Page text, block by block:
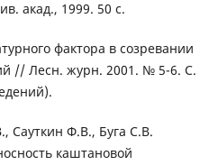
акад., 1999. 50 с.
фактора в созревании
// Лесн. журн. 2001. № 5-6. С.
Сауткин Ф.В., Буга С.В.
каштановой